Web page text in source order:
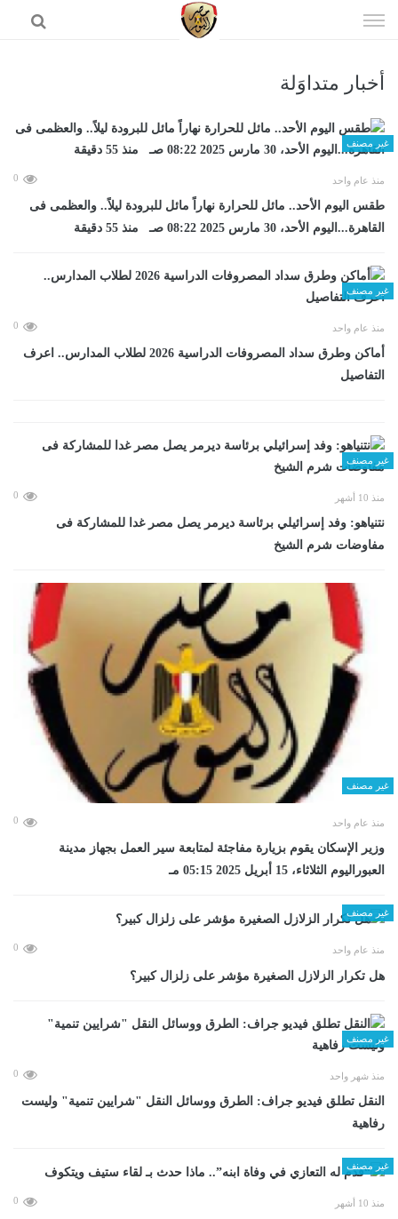
الى
أخبار متداوَلة
غير مصنف
منذ عام واحد 0
طقس اليوم الأحد.. مائل للحرارة نهاراً مائل للبرودة ليلاً.. والعظمى فى
القاهرة...اليوم الأحد، 30 مارس 2025 08:22 صـ منذ 55 دقيقة
غير مصنف
منذ عام واحد 0
أماكن وطرق سداد المصروفات الدراسية 2026 لطلاب المدارس.. اعرف
التفاصيل
غير مصنف
منذ 10 أشهر 0
نتنياهو: وفد إسرائيلي برئاسة ديرمر يصل مصر غدا للمشاركة فى
مفاوضات شرم الشيخ
غير مصنف
منذ عام واحد 0
وزير الإسكان يقوم بزيارة مفاجئة لمتابعة سير العمل بجهاز مدينة
العبوراليوم الثلاثاء، 15 أبريل 2025 05:15 مـ
غير مصنف
منذ عام واحد 0
هل تكرار الزلازل الصغيرة مؤشر على زلزال كبير؟
غير مصنف
منذ شهر واحد 0
​النقل تطلق فيديو جراف: الطرق ووسائل النقل "شرايين تنمية" وليست
رفاهية
غير مصنف
منذ 10 أشهر 0